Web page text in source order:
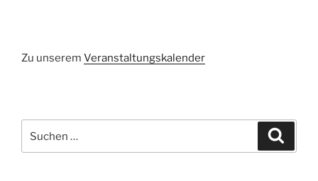
Zu unserem Veranstaltungskalender
nach: